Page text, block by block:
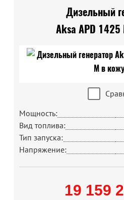
Дизельный
Aksa APD 1425
Мощность:
Вид топлива:
Тип запуска:
Напряжение:
19 159